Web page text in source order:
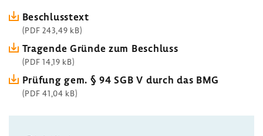
Beschluss­text
(PDF 243,49 kB)
Tragende Gründe zum Beschluss
(PDF 14,19 kB)
Prüfung gem. § 94 SGB V durch das BMG
(PDF 41,04 kB)